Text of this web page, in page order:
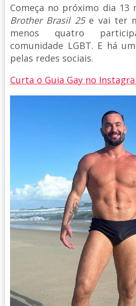
Começa no próximo dia 13
Brother Brasil 25e vai ter
menos quatro
comunidade LGBT. E há
pelas redes sociais.
Curta o Guia Gay no